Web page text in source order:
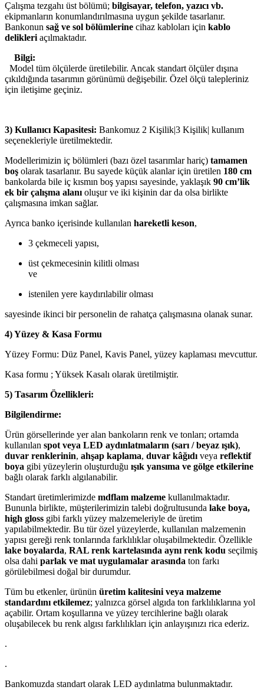
Çalışma tezgahı üst bölümü; bilgisayar, telefon, yazıcı vb.
ekipmanların konumlandırılmasına uygun şekilde tasarlanır.
Bankonun sağ ve sol bölümlerine cihaz kabloları için kablo
delikleri açılmaktadır.
Bilgi:
Model tüm ölçülerde üretilebilir. Ancak standart ölçüler dışına
çıkıldığında tasarımın görünümü değişebilir. Özel ölçü talepleriniz
için iletişime geçiniz.
3) Kullanıcı Kapasitesi: Bankomuz 2 Kişilik|3 Kişilik| kullanım
seçenekleriyle üretilmektedir.
Modellerimizin iç bölümleri (bazı özel tasarımlar hariç) tamamen
boş olarak tasarlanır. Bu sayede küçük alanlar için üretilen 180 cm
bankolarda bile iç kısmın boş yapısı sayesinde, yaklaşık 90 cm’lik
ek bir çalışma alanı oluşur ve iki kişinin dar da olsa birlikte
çalışmasına imkan sağlar.
Ayrıca banko içerisinde kullanılan hareketli keson,
3 çekmeceli yapısı,
üst çekmecesinin kilitli olması
ve
istenilen yere kaydırılabilir olması
sayesinde ikinci bir personelin de rahatça çalışmasına olanak sunar.
4) Yüzey & Kasa Formu
Yüzey Formu: Düz Panel, Kavis Panel, yüzey kaplaması mevcuttur.
Kasa formu ; Yüksek Kasalı olarak üretilmiştir.
5) Tasarım Özellikleri:
Bilgilendirme:
Ürün görsellerinde yer alan bankoların renk ve tonları; ortamda
kullanılan spot veya LED aydınlatmaların (sarı / beyaz ışık),
duvar renklerinin, ahşap kaplama, duvar kâğıdı veya reflektif
boya gibi yüzeylerin oluşturduğu ışık yansıma ve gölge etkilerine
bağlı olarak farklı algılanabilir.
Standart üretimlerimizde mdflam malzeme kullanılmaktadır.
Bununla birlikte, müşterilerimizin talebi doğrultusunda lake boya,
high gloss gibi farklı yüzey malzemeleriyle de üretim
yapılabilmektedir. Bu tür özel yüzeylerde, kullanılan malzemenin
yapısı gereği renk tonlarında farklılıklar oluşabilmektedir. Özellikle
lake boyalarda, RAL renk kartelasında aynı renk kodu seçilmiş
olsa dahi parlak ve mat uygulamalar arasında ton farkı
görülebilmesi doğal bir durumdur.
Tüm bu etkenler, ürünün üretim kalitesini veya malzeme
standardını etkilemez; yalnızca görsel algıda ton farklılıklarına yol
açabilir. Ortam koşullarına ve yüzey tercihlerine bağlı olarak
oluşabilecek bu renk algısı farklılıkları için anlayışınızı rica ederiz.
.
.
Bankomuzda standart olarak LED aydınlatma bulunmaktadır.